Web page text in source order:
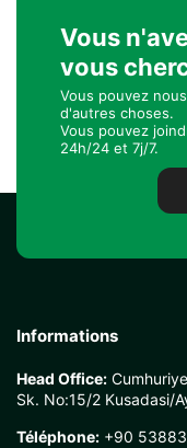
Vous
vous
Vous pouvez
d'autres choses.
Vous pouvez
24h/24 et 7j/7.
Informations
Head Office:
Sk. No:15/2 Kusadasi/
Téléphone: +90